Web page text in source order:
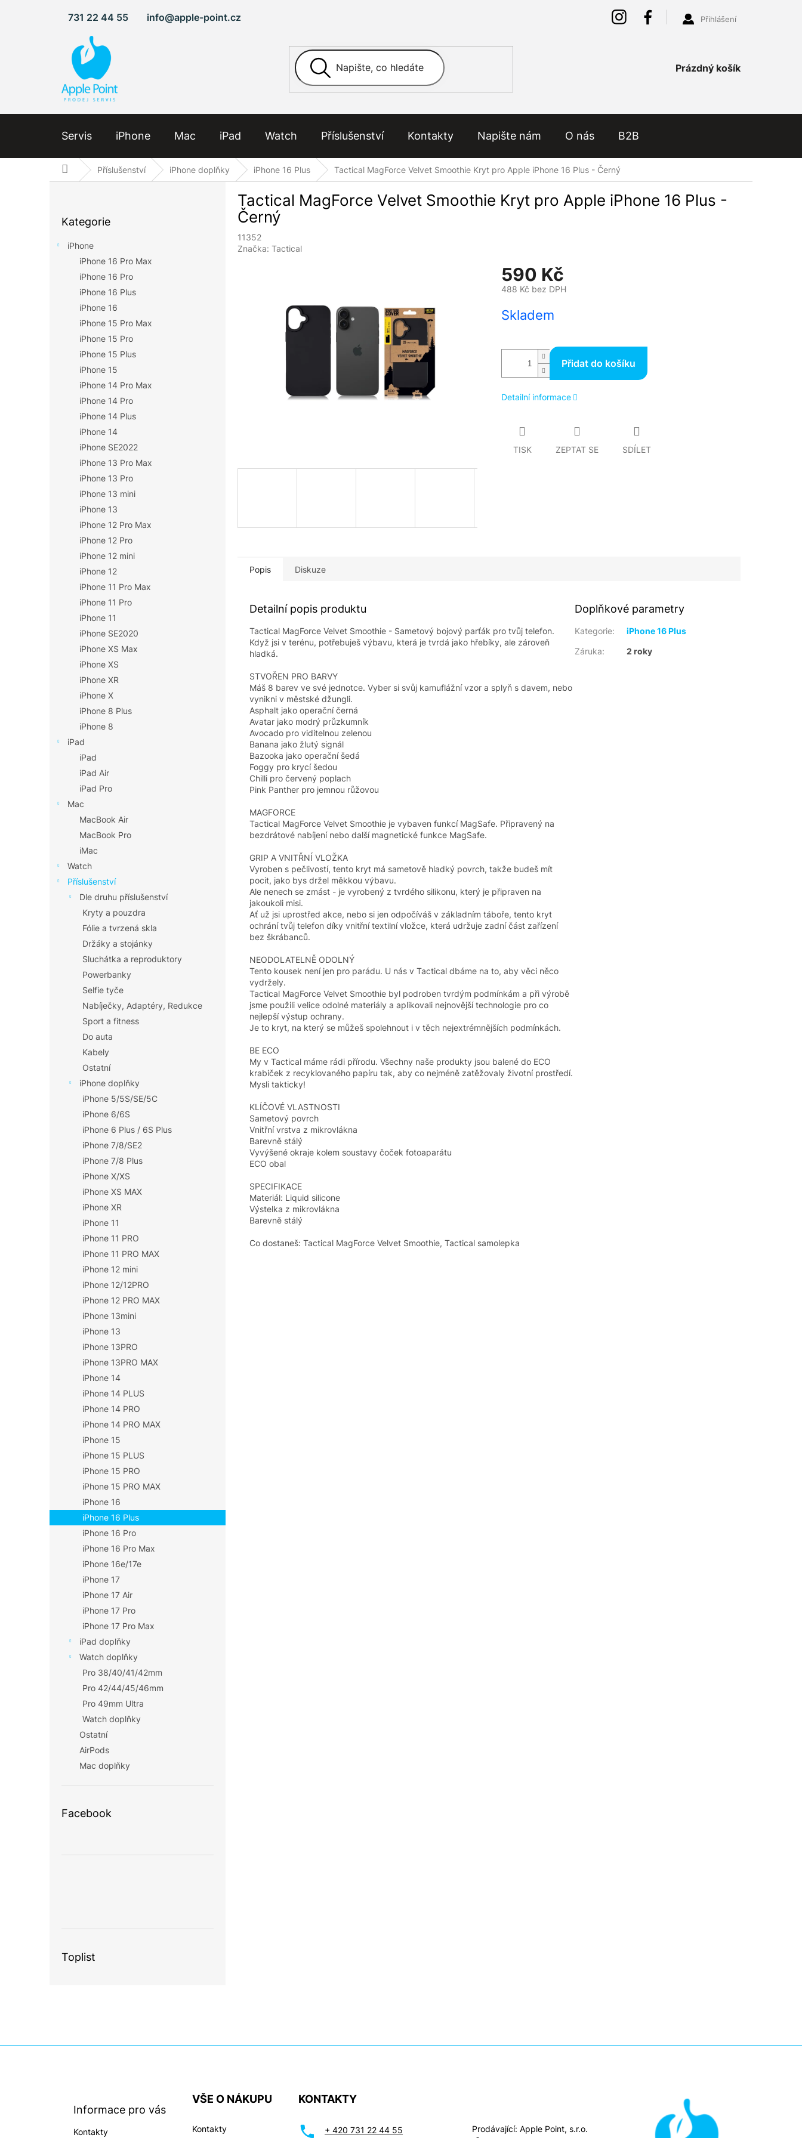
731 22 44 55 info@apple-point.cz Přihlášení
Nákupní
košík
Prázdný košík
Servis iPhone Mac iPad Watch Příslušenství Kontakty Napište nám O nás B2B
Domů Příslušenství iPhone doplňky iPhone 16 Plus Tactical MagForce Velvet Smoothie Kryt pro Apple iPhone 16 Plus - Černý
kategorie
Kategorie
iPhone
iPhone 16 Pro Max
iPhone 16 Pro
iPhone 16 Plus
iPhone 16
iPhone 15 Pro Max
iPhone 15 Pro
iPhone 15 Plus
iPhone 15
iPhone 14 Pro Max
iPhone 14 Pro
iPhone 14 Plus
iPhone 14
iPhone SE2022
iPhone 13 Pro Max
iPhone 13 Pro
iPhone 13 mini
iPhone 13
iPhone 12 Pro Max
iPhone 12 Pro
iPhone 12 mini
iPhone 12
iPhone 11 Pro Max
iPhone 11 Pro
iPhone 11
iPhone SE2020
iPhone XS Max
iPhone XS
iPhone XR
iPhone X
iPhone 8 Plus
iPhone 8
iPad
iPad
iPad Air
iPad Pro
Mac
MacBook Air
MacBook Pro
iMac
Watch
Příslušenství
Dle druhu příslušenství
Kryty a pouzdra
Fólie a tvrzená skla
Držáky a stojánky
Sluchátka a reproduktory
Powerbanky
Selfie tyče
Nabíječky, Adaptéry, Redukce
Sport a fitness
Do auta
Kabely
Ostatní
iPhone doplňky
iPhone 5/5S/SE/5C
iPhone 6/6S
iPhone 6 Plus / 6S Plus
iPhone 7/8/SE2
iPhone 7/8 Plus
iPhone X/XS
iPhone XS MAX
iPhone XR
iPhone 11
iPhone 11 PRO
iPhone 11 PRO MAX
iPhone 12 mini
iPhone 12/12PRO
iPhone 12 PRO MAX
iPhone 13mini
iPhone 13
iPhone 13PRO
iPhone 13PRO MAX
iPhone 14
iPhone 14 PLUS
iPhone 14 PRO
iPhone 14 PRO MAX
iPhone 15
iPhone 15 PLUS
iPhone 15 PRO
iPhone 15 PRO MAX
iPhone 16
iPhone 16 Plus
iPhone 16 Pro
iPhone 16 Pro Max
iPhone 16e/17e
iPhone 17
iPhone 17 Air
iPhone 17 Pro
iPhone 17 Pro Max
iPad doplňky
Watch doplňky
Pro 38/40/41/42mm
Pro 42/44/45/46mm
Pro 49mm Ultra
Watch doplňky
Ostatní
AirPods
Mac doplňky
Facebook
Toplist
Tactical MagForce Velvet Smoothie Kryt pro Apple iPhone 16 Plus -
Černý
11352
Značka: Tactical
590 Kč
488 Kč bez DPH
cena:
Skladem
Přidat do košíku
Detailní informace
TISK ZEPTAT SE SDÍLET
Popis Diskuze
Detailní popis produktu
Tactical MagForce Velvet Smoothie - Sametový bojový parťák pro tvůj telefon.
Když jsi v terénu, potřebuješ výbavu, která je tvrdá jako hřebíky, ale zároveň
hladká.
STVOŘEN PRO BARVY
Máš 8 barev ve své jednotce. Vyber si svůj kamuflážní vzor a splyň s davem, nebo
vynikni v městské džungli.
Asphalt jako operační černá
Avatar jako modrý průzkumník
Avocado pro viditelnou zelenou
Banana jako žlutý signál
Bazooka jako operační šedá
Foggy pro krycí šedou
Chilli pro červený poplach
Pink Panther pro jemnou růžovou
MAGFORCE
Tactical MagForce Velvet Smoothie je vybaven funkcí MagSafe. Připravený na
bezdrátové nabíjení nebo další magnetické funkce MagSafe.
GRIP A VNITŘNÍ VLOŽKA
Vyroben s pečlivostí, tento kryt má sametově hladký povrch, takže budeš mít
pocit, jako bys držel měkkou výbavu.
Ale nenech se zmást - je vyrobený z tvrdého silikonu, který je připraven na
jakoukoli misi.
Ať už jsi uprostřed akce, nebo si jen odpočíváš v základním táboře, tento kryt
ochrání tvůj telefon díky vnitřní textilní vložce, která udržuje zadní část zařízení
bez škrábanců.
NEODOLATELNĚ ODOLNÝ
Tento kousek není jen pro parádu. U nás v Tactical dbáme na to, aby věci něco
vydržely.
Tactical MagForce Velvet Smoothie byl podroben tvrdým podmínkám a při výrobě
jsme použili velice odolné materiály a aplikovali nejnovější technologie pro co
nejlepší výstup ochrany.
Je to kryt, na který se můžeš spolehnout i v těch nejextrémnějších podmínkách.
BE ECO
My v Tactical máme rádi přírodu. Všechny naše produkty jsou balené do ECO
krabiček z recyklovaného papíru tak, aby co nejméně zatěžovaly životní prostředí.
Mysli takticky!
KLÍČOVÉ VLASTNOSTI
Sametový povrch
Vnitřní vrstva z mikrovlákna
Barevně stálý
Vyvýšené okraje kolem soustavy čoček fotoaparátu
ECO obal
SPECIFIKACE
Materiál: Liquid silicone
Výstelka z mikrovlákna
Barevně stálý
Co dostaneš: Tactical MagForce Velvet Smoothie, Tactical samolepka
Doplňkové parametry
Kategorie:
iPhone 16 Plus
Záruka: 2 roky
Informace pro vás
Kontakty
VŠE O NÁKUPU
Kontakty
KONTAKTY
+ 420 731 22 44 55
Prodávající: Apple Point, s.r.o.